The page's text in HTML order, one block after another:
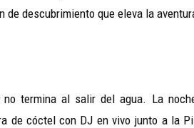
descubrimiento que eleva la
termina al salir del agua. La
de cóctel con DJ en vivo junto a la